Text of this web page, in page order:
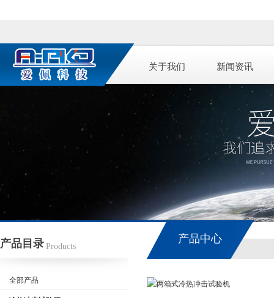
关于我们 新闻资讯
产品目录 Products
全部产品
产品中心